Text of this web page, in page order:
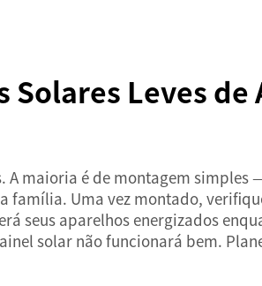
Solares Leves
maioria é de montagem
Uma vez montado,
seus aparelhos energizados
solar não funcionará bem.